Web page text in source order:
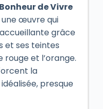
de Vivre
une œuvre qui
grâce
et ses teintes
rouge et l’orange.
la
presque